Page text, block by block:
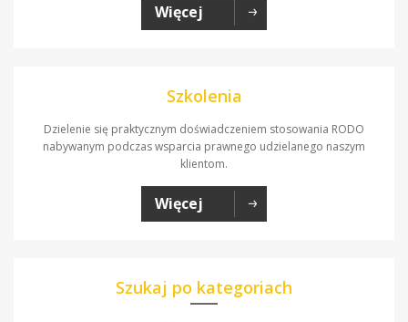
Więcej
Szkolenia
Dzielenie się praktycznym doświadczeniem stosowania RODO
nabywanym podczas wsparcia prawnego udzielanego naszym
klientom.
Więcej
Szukaj po kategoriach